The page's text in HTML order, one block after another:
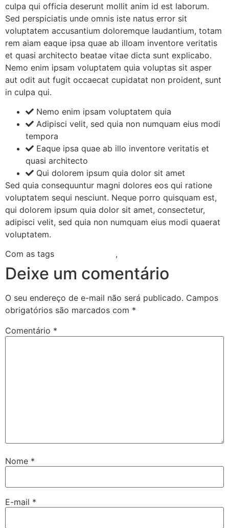
culpa qui officia deserunt mollit anim id est laborum.
Sed perspiciatis unde omnis iste natus error sit
voluptatem accusantium doloremque laudantium, totam
rem aiam eaque ipsa quae ab illoam inventore veritatis
et quasi architecto beatae vitae dicta sunt explicabo.
Nemo enim ipsam voluptatem quia voluptas sit asper
aut odit aut fugit occaecat cupidatat non proident, sunt
in culpa qui.
Nemo enim ipsam voluptatem quia
Adipisci velit, sed quia non numquam eius modi
tempora
Eaque ipsa quae ab illo inventore veritatis et
quasi architecto
Qui dolorem ipsum quia dolor sit amet
Sed quia consequuntur magni dolores eos qui ratione
voluptatem sequi nesciunt. Neque porro quisquam est,
qui dolorem ipsum quia dolor sit amet, consectetur,
adipisci velit, sed quia non numquam eius modi quaerat
voluptatem.
Com as tags
,
Deixe um comentário
O seu endereço de e-mail não será publicado. Campos
obrigatórios são marcados com *
Comentário *
Nome *
E-mail *